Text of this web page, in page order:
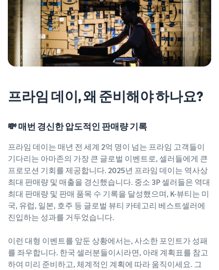
프라임 데이, 왜 준비해야 하나요?
💸 매번 경신한 압도적인 판매량 기록
프라임 데이는 매년 전 세계 2억 명이 넘는 프라임 고객들이
기다리는 아마존의 가장 큰 글로벌 이벤트로, 셀러들에게 큰
프로모션 기회를 제공합니다. 2025년 프라임 데이는 역사상
최대 판매량 및 매출을 경신했습니다. 중소 3P 셀러들은 역대
최대 판매량 및 판매 품목 수 기록을 달성했으며, K-뷰티는 미
국, 유럽, 일본, 호주 등 글로벌 뷰티 카테고리 베스트셀러에
진입하는 성과를 거두었습니다.
이런 대형 이벤트를 앞둔 상황에서는, 사소한 포인트가 성패
를 좌우합니다. 한국 셀러분들이시라면, 아래 계획표를 참고
하여 미리 준비하고, 체계적인 계획에 따라 움직이세요. 그